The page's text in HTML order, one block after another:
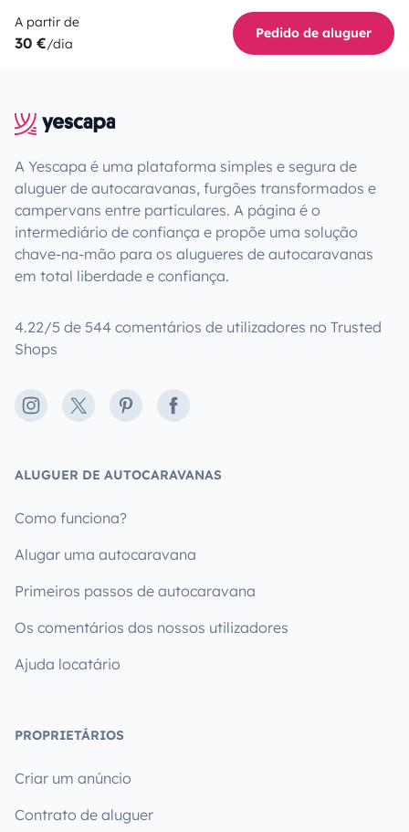
A partir de
30 €/dia
Pedido de aluguer
A Yescapa é uma plataforma simples e segura de
aluguer de autocaravanas, furgões transformados e
campervans entre particulares. A página é o
intermediário de confiança e propõe uma solução
chave-na-mão para os alugueres de autocaravanas
em total liberdade e confiança.
4.22/5 de 544 comentários de utilizadores no Trusted
Shops
Instagram
X PinterestFacebook
ALUGUER DE AUTOCARAVANAS
Como funciona?
Alugar uma autocaravana
Primeiros passos de autocaravana
Os comentários dos nossos utilizadores
Ajuda locatário
PROPRIETÁRIOS
Criar um anúncio
Contrato de aluguer